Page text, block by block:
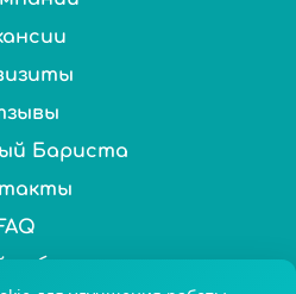
Бариста
кабинет